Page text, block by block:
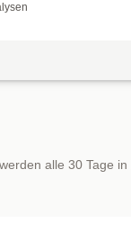
alle 30 Tage in